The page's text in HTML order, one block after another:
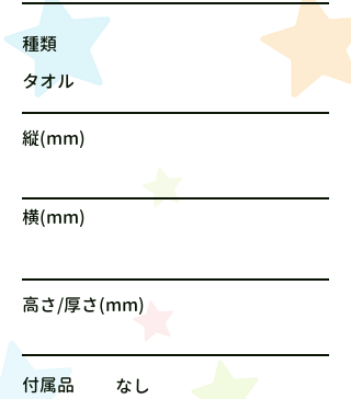
種類
タオル
縦(mm)
横(mm)
高さ/厚さ(mm)
付属品 なし